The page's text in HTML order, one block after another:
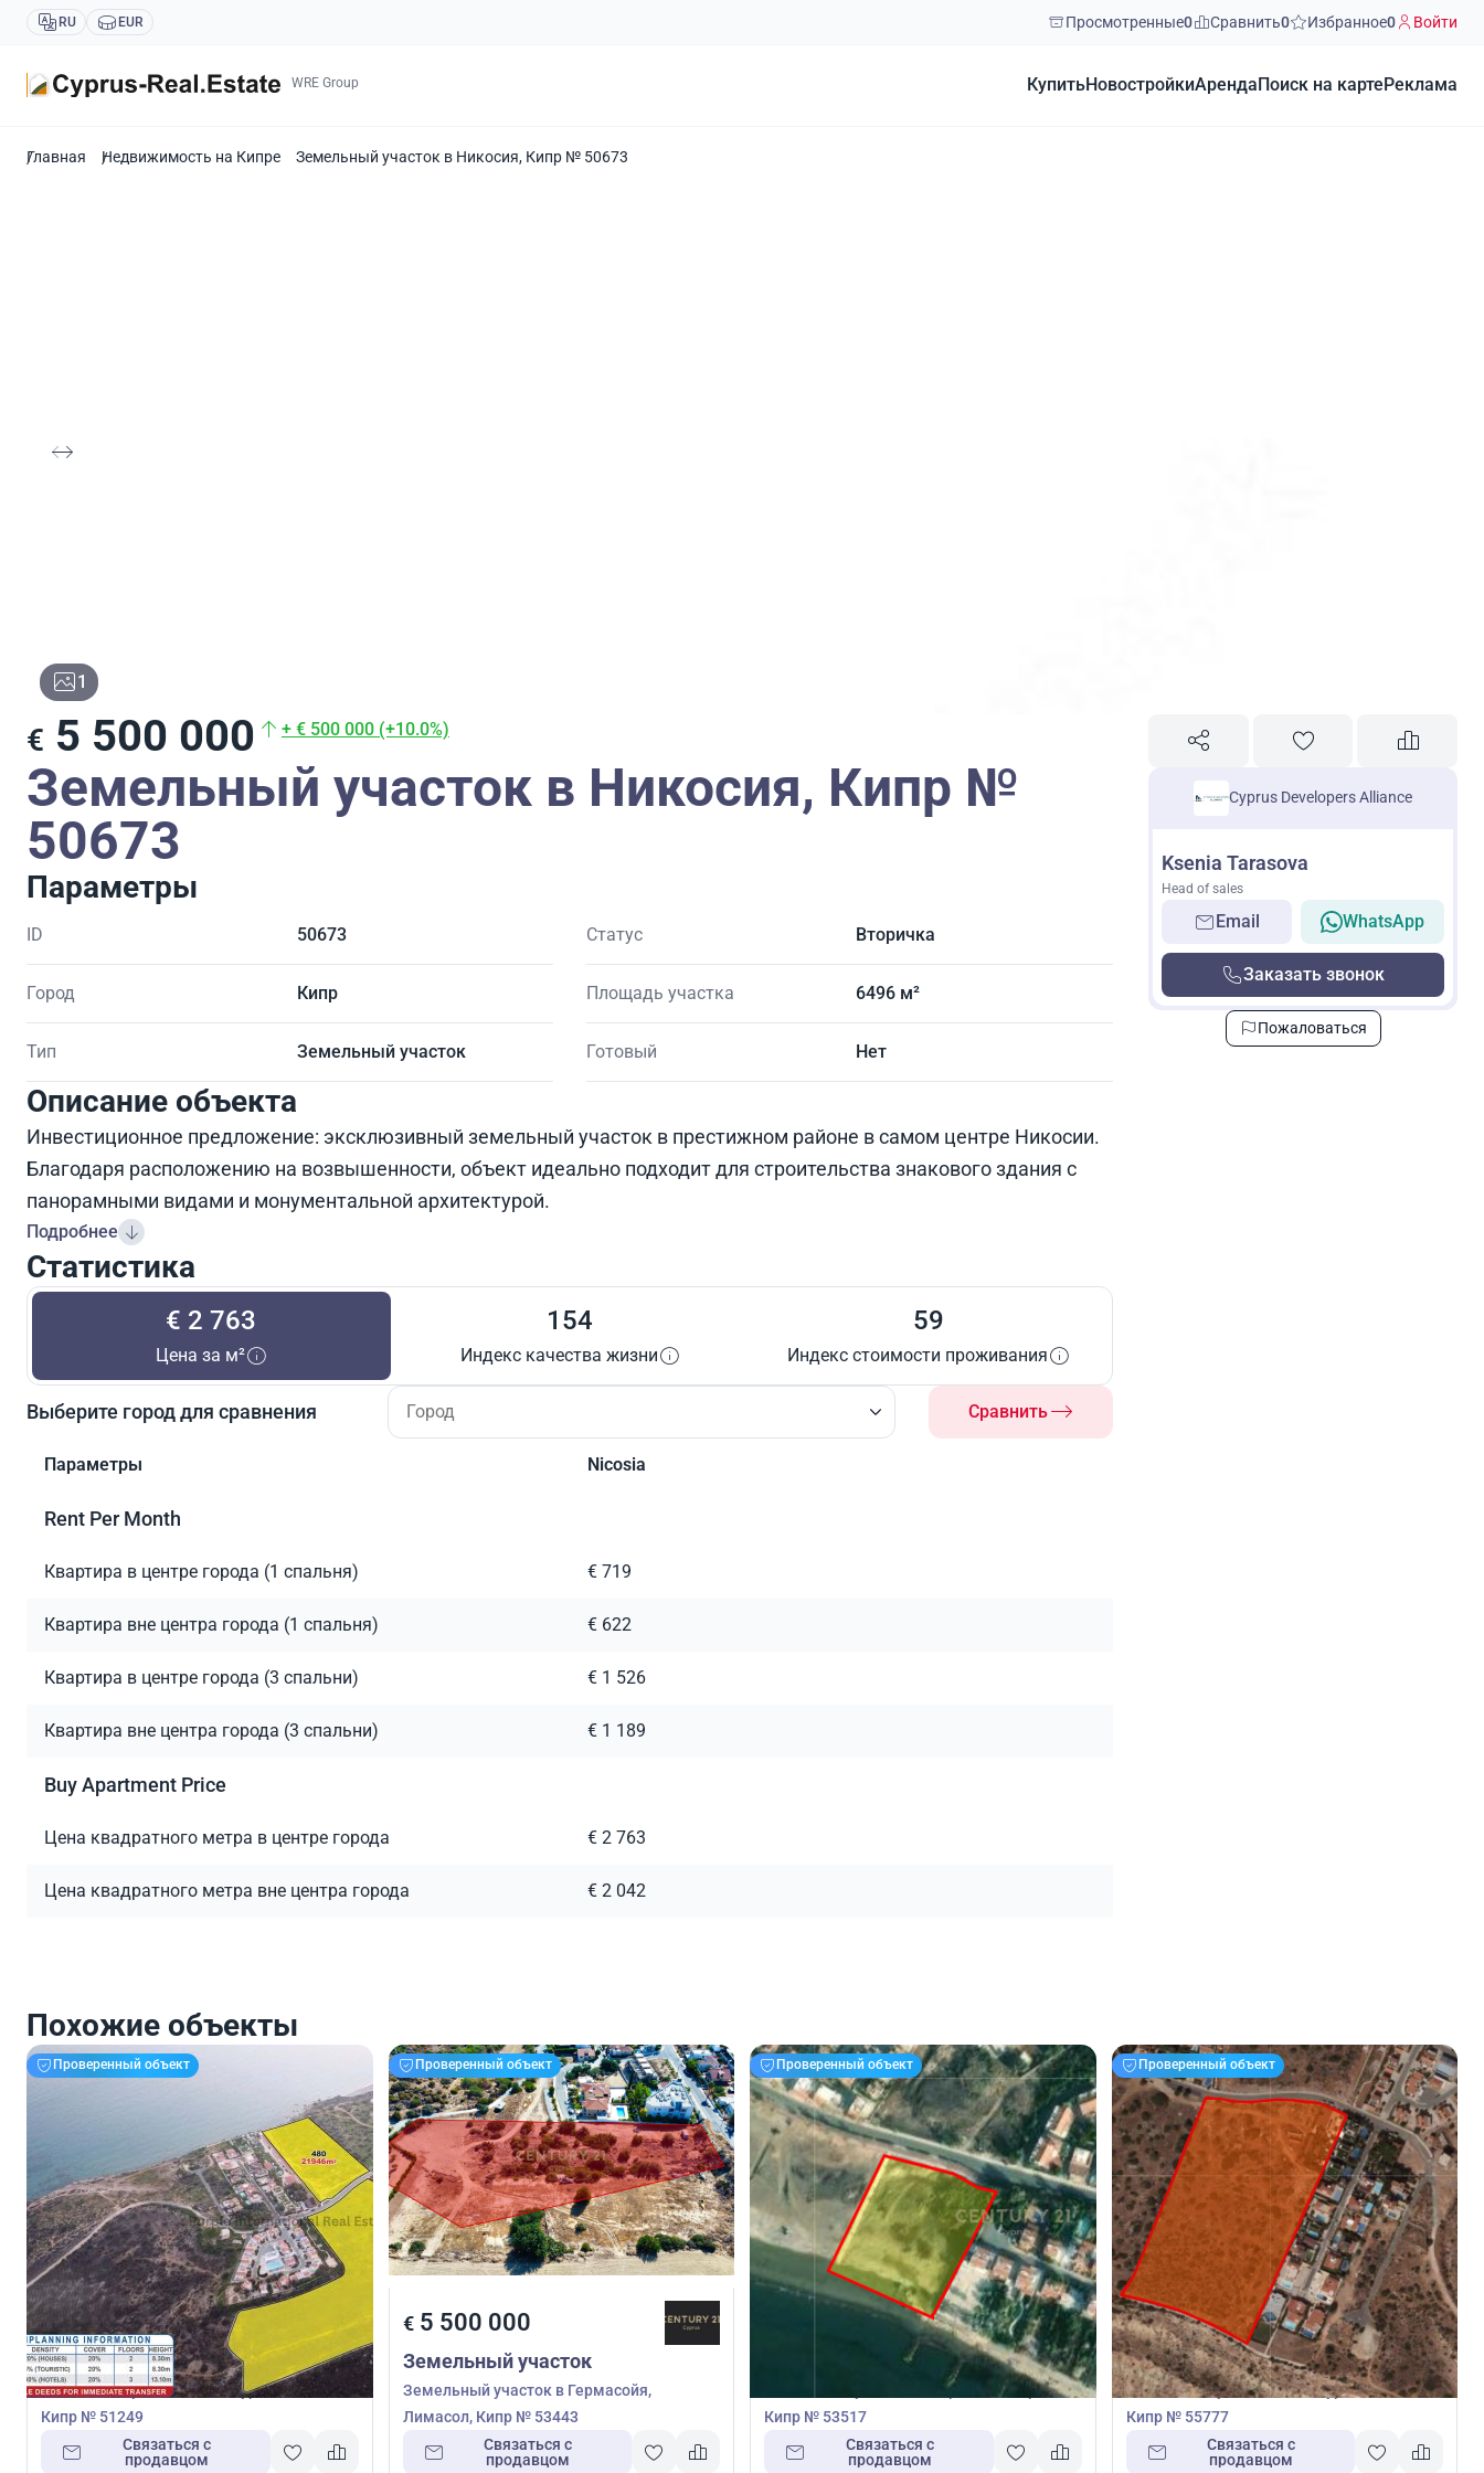
RU EUR Просмотренные0 Сравнить0 Избранное0 Войти
WRE Group КупитьНовостройкиАренда Поиск на карте Реклама
Главная Недвижимость на Кипре Земельный участок в Никосия, Кипр № 50673
1
€ 5 500 000 + € 500 000 (+10.0%)
Земельный участок в Никосия, Кипр №
50673
Параметры
ID 50673
Город Кипр
Тип Земельный участок
Статус Вторичка
Площадь участка 6496 м²
Готовый Нет
Описание объекта
Инвестиционное предложение: эксклюзивный земельный участок в престижном районе в самом центре Никосии.
Благодаря расположению на возвышенности, объект идеально подходит для строительства знакового здания с
панорамными видами и монументальной архитектурой.
Подробнее
Статистика
€ 2 763
Цена за м²
154
Индекс качества жизни
59
Индекс стоимости проживания
Выберите город для сравнения Сравнить
Параметры Nicosia
Rent Per Month
Квартира в центре города (1 спальня) € 719
Квартира вне центра города (1 спальня) € 622
Квартира в центре города (3 спальни) € 1 526
Квартира вне центра города (3 спальни) € 1 189
Buy Apartment Price
Цена квадратного метра в центре города € 2 763
Цена квадратного метра вне центра города € 2 042
Cyprus Developers Alliance
Ksenia Tarasova
Head of sales
Email WhatsApp
Заказать звонок
Пожаловаться
Похожие объекты
Проверенный объект
€5 500 000
Земельный участок
Земельный участок в Писсури, Лимасол,
Кипр № 51249
Связаться с
продавцом
Проверенный объект
€5 500 000
Земельный участок
Земельный участок в Гермасойя,
Лимасол, Кипр № 53443
Связаться с
продавцом
Проверенный объект
5 500 000
Земельный участок
Земельный участок в Перволия, Ларнака,
Кипр № 53517
Связаться с
продавцом
Проверенный объект
€5 500 000
Земельный участок
Земельный участок в Писсури, Лимасол,
Кипр № 55777
Связаться с
продавцом